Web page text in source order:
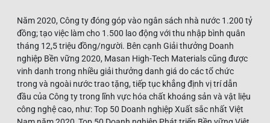
Năm 2020, Công ty đóng góp vào ngân sách nhà nước 1.200 tỷ
đồng; tạo việc làm cho 1.500 lao động với thu nhập bình quân
tháng 12,5 triệu đồng/người. Bên cạnh Giải thưởng Doanh
nghiệp Bền vững 2020, Masan High-Tech Materials cũng được
vinh danh trong nhiều giải thưởng danh giá do các tổ chức
trong và ngoài nước trao tặng, tiếp tục khẳng định vị trí dẫn
đầu của Công ty trong lĩnh vực hóa chất khoáng sản và vật liệu
công nghệ cao, như: Top 50 Doanh nghiệp Xuất sắc nhất Việt